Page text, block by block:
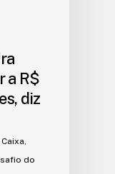
a R$
diz
do